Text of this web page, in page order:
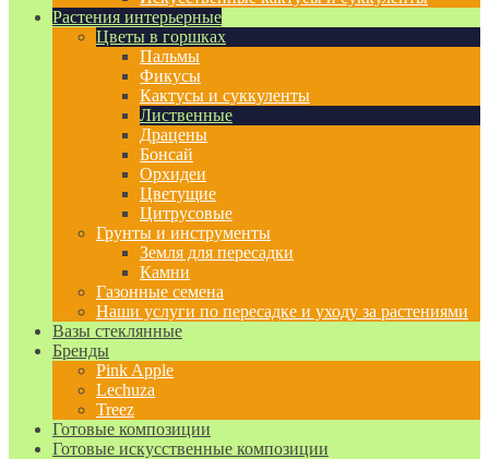
Растения интерьерные
Цветы в горшках
Пальмы
Фикусы
Кактусы и суккуленты
Лиственные
Драцены
Бонсай
Орхидеи
Цветущие
Цитрусовые
Грунты и инструменты
Земля для пересадки
Камни
Газонные семена
Наши услуги по пересадке и уходу за растениями
Вазы стеклянные
Бренды
Pink Apple
Lechuza
Treez
Готовые композиции
Готовые искусственные композиции